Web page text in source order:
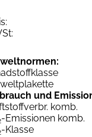
und
komb.
-Emissionen komb.
-Klasse